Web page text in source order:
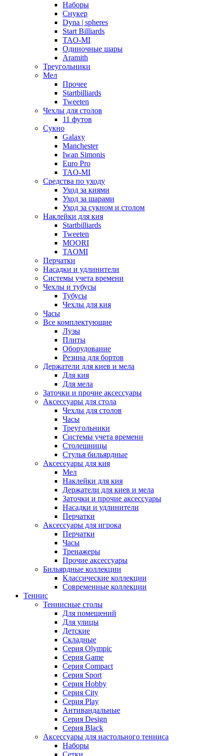
Наборы
Снукер
Dyna | spheres
Start Billiards
TAO-MI
Одиночные шары
Aramith
Треугольники
Мел
Прочее
Startbilliards
Tweeten
Чехлы для столов
11 футов
Сукно
Galaxy
Manchester
Iwan Simonis
Euro Pro
TAO-MI
Средства по уходу
Уход за киями
Уход за шарами
Уход за сукном и столом
Наклейки для кия
Startbilliards
Tweeten
MOORI
TAOMI
Перчатки
Насадки и удлинители
Системы учета времени
Чехлы и тубусы
Тубусы
Чехлы для кия
Часы
Все комплектующие
Лузы
Плиты
Оборудование
Резина для бортов
Держатели для киев и мела
Для кия
Для мела
Заточки и прочие аксессуары
Аксессуары для стола
Чехлы для столов
Часы
Треугольники
Системы учета времени
Столешницы
Стулья бильярдные
Аксессуары для кия
Мел
Наклейки для кия
Держатели для киев и мела
Заточки и прочие аксессуары
Насадки и удлинители
Перчатки
Аксессуары для игрока
Перчатки
Часы
Тренажеры
Прочие аксессуары
Бильярдные коллекции
Классические коллекции
Современные коллекции
Теннис
Теннисные столы
Для помещений
Для улицы
Детские
Складные
Серия Olympic
Серия Game
Серия Compact
Серия Sport
Серия Hobby
Серия City
Серия Play
Антивандальные
Серия Design
Серия Black
Аксессуары для настольного тенниса
Наборы